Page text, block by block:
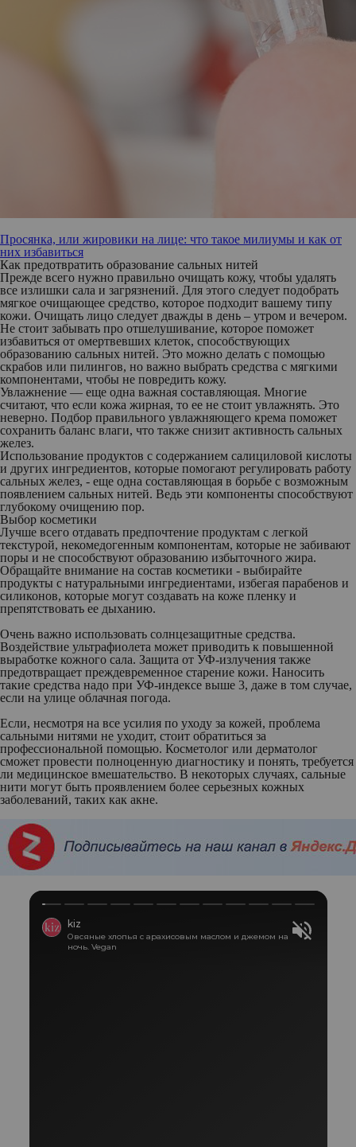
Просянка, или жировики на лице: что такое милиумы и как от
них избавиться
Как предотвратить образование сальных нитей
Прежде всего нужно правильно очищать кожу, чтобы удалять
все излишки сала и загрязнений. Для этого следует подобрать
мягкое очищающее средство, которое подходит вашему типу
кожи. Очищать лицо следует дважды в день – утром и вечером.
Не стоит забывать про отшелушивание, которое поможет
избавиться от омертвевших клеток, способствующих
образованию сальных нитей. Это можно делать с помощью
скрабов или пилингов, но важно выбрать средства с мягкими
компонентами, чтобы не повредить кожу.
Увлажнение — еще одна важная составляющая. Многие
считают, что если кожа жирная, то ее не стоит увлажнять. Это
неверно. Подбор правильного увлажняющего крема поможет
сохранить баланс влаги, что также снизит активность сальных
желез.
Использование продуктов с содержанием салициловой кислоты
и других ингредиентов, которые помогают регулировать работу
сальных желез, - еще одна составляющая в борьбе с возможным
появлением сальных нитей. Ведь эти компоненты способствуют
глубокому очищению пор.
Выбор косметики
Лучше всего отдавать предпочтение продуктам с легкой
текстурой, некомедогенным компонентам, которые не забивают
поры и не способствуют образованию избыточного жира.
Обращайте внимание на состав косметики - выбирайте
продукты с натуральными ингредиентами, избегая парабенов и
силиконов, которые могут создавать на коже пленку и
препятствовать ее дыханию.
Очень важно использовать солнцезащитные средства.
Воздействие ультрафиолета может приводить к повышенной
выработке кожного сала. Защита от УФ-излучения также
предотвращает преждевременное старение кожи. Наносить
такие средства надо при УФ-индексе выше 3, даже в том случае,
если на улице облачная погода.
Если, несмотря на все усилия по уходу за кожей, проблема
сальными нитями не уходит, стоит обратиться за
профессиональной помощью. Косметолог или дерматолог
сможет провести полноценную диагностику и понять, требуется
ли медицинское вмешательство. В некоторых случаях, сальные
нити могут быть проявлением более серьезных кожных
заболеваний, таких как акне.